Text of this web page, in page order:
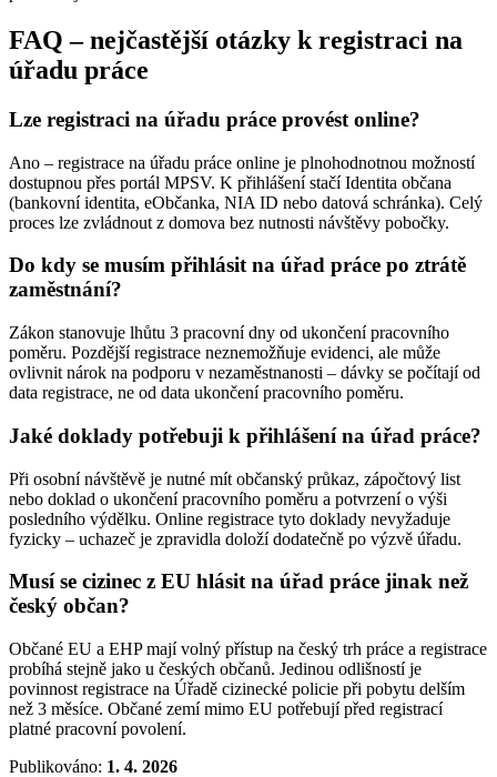
FAQ – nejčastější otázky k registraci na
úřadu práce
Lze registraci na úřadu práce provést online?
Ano – registrace na úřadu práce online je plnohodnotnou možností
dostupnou přes portál MPSV. K přihlášení stačí Identita občana
(bankovní identita, eObčanka, NIA ID nebo datová schránka). Celý
proces lze zvládnout z domova bez nutnosti návštěvy pobočky.
Do kdy se musím přihlásit na úřad práce po ztrátě
zaměstnání?
Zákon stanovuje lhůtu 3 pracovní dny od ukončení pracovního
poměru. Pozdější registrace neznemožňuje evidenci, ale může
ovlivnit nárok na podporu v nezaměstnanosti – dávky se počítají od
data registrace, ne od data ukončení pracovního poměru.
Jaké doklady potřebuji k přihlášení na úřad práce?
Při osobní návštěvě je nutné mít občanský průkaz, zápočtový list
nebo doklad o ukončení pracovního poměru a potvrzení o výši
posledního výdělku. Online registrace tyto doklady nevyžaduje
fyzicky – uchazeč je zpravidla doloží dodatečně po výzvě úřadu.
Musí se cizinec z EU hlásit na úřad práce jinak než
český občan?
Občané EU a EHP mají volný přístup na český trh práce a registrace
probíhá stejně jako u českých občanů. Jedinou odlišností je
povinnost registrace na Úřadě cizinecké policie při pobytu delším
než 3 měsíce. Občané zemí mimo EU potřebují před registrací
platné pracovní povolení.
Publikováno: 1. 4. 2026